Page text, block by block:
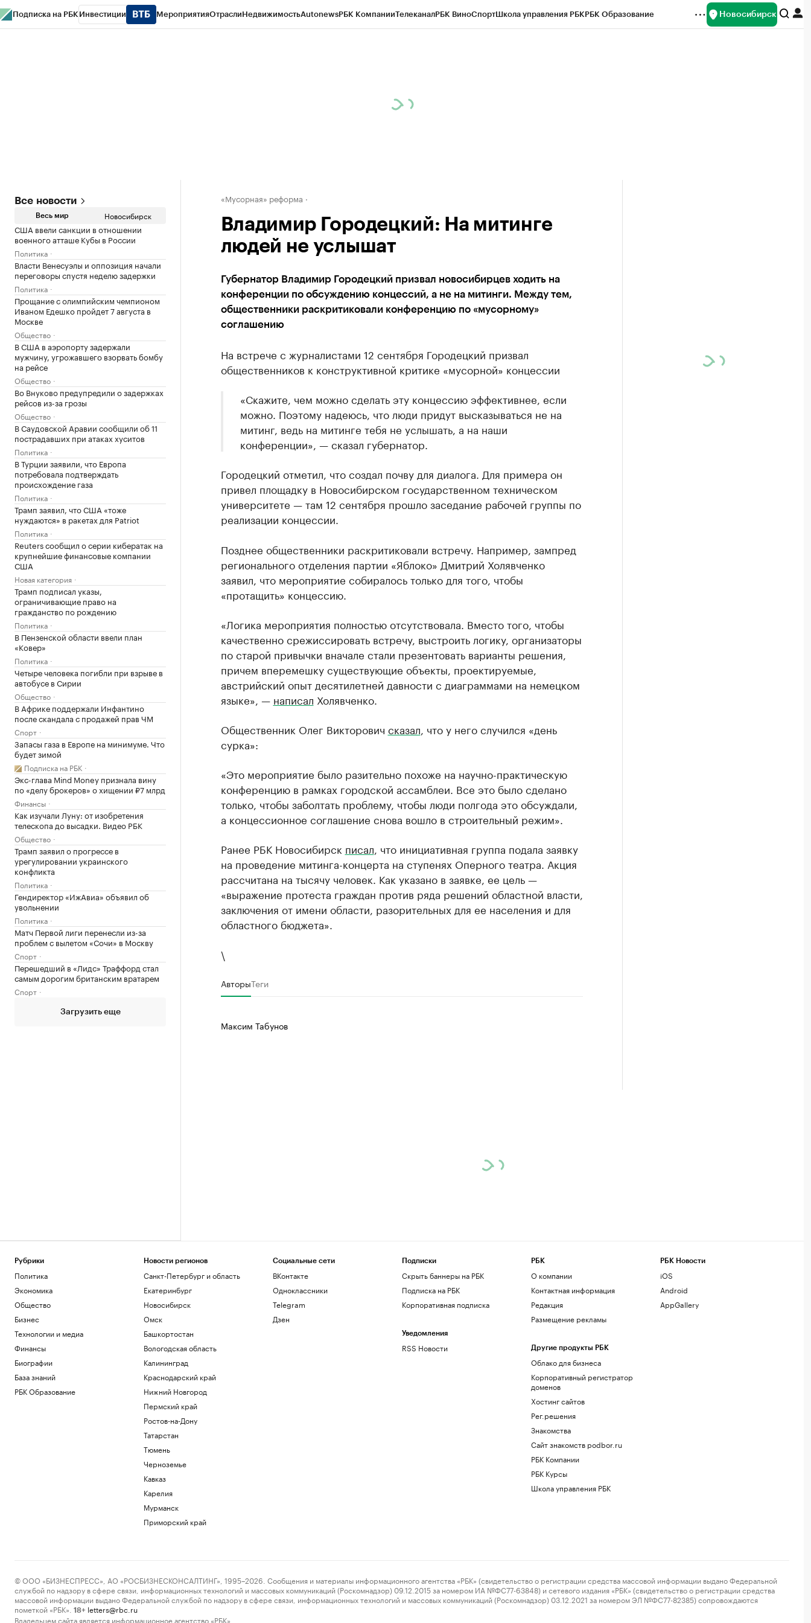
Подписка на РБК Инвестиции МероприятияОтраслиНедвижимостьAutonewsРБК КомпанииТелеканалРБК ВиноСпортШкола управления РБКРБК Образование Новосибирск
Все новости
Весь мир Новосибирск
США ввели санкции в отношении
военного атташе Кубы в России
Политика
Власти Венесуэлы и оппозиция начали
переговоры спустя неделю задержки
Политика
Прощание с олимпийским чемпионом
Иваном Едешко пройдет 7 августа в
Москве
Общество
В США в аэропорту задержали
мужчину, угрожавшего взорвать бомбу
на рейсе
Общество
Во Внуково предупредили о задержках
рейсов из-за грозы
Общество
В Саудовской Аравии сообщили об 11
пострадавших при атаках хуситов
Политика
В Турции заявили, что Европа
потребовала подтверждать
происхождение газа
Политика
Трамп заявил, что США «тоже
нуждаются» в ракетах для Patriot
Политика
Reuters сообщил о серии кибератак на
крупнейшие финансовые компании
США
Новая категория
Трамп подписал указы,
ограничивающие право на
гражданство по рождению
Политика
В Пензенской области ввели план
«Ковер»
Политика
Четыре человека погибли при взрыве в
автобусе в Сирии
Общество
В Африке поддержали Инфантино
после скандала с продажей прав ЧМ
Спорт
Запасы газа в Европе на минимуме. Что
будет зимой
Подписка на РБК
Экс-глава Mind Money признала вину
по «делу брокеров» о хищении ₽7 млрд
Финансы
Как изучали Луну: от изобретения
телескопа до высадки. Видео РБК
Общество
Трамп заявил о прогрессе в
урегулировании украинского
конфликта
Политика
Гендиректор «ИжАвиа» объявил об
увольнении
Политика
Матч Первой лиги перенесли из-за
проблем с вылетом «Сочи» в Москву
Спорт
Перешедший в «Лидс» Траффорд стал
самым дорогим британским вратарем
Спорт
Загрузить еще
«Мусорная» реформа
Владимир Городецкий: На митинге
людей не услышат
Губернатор Владимир Городецкий призвал новосибирцев ходить на
конференции по обсуждению концессий, а не на митинги. Между тем,
общественники раскритиковали конференцию по «мусорному»
соглашению
На встрече с журналистами 12 сентября Городецкий призвал
общественников к конструктивной критике «мусорной» концессии
«Скажите, чем можно сделать эту концессию эффективнее, если
можно. Поэтому надеюсь, что люди придут высказываться не на
митинг, ведь на митинге тебя не услышать, а на наши
конференции», — сказал губернатор.
Городецкий отметил, что создал почву для диалога. Для примера он
привел площадку в Новосибирском государственном техническом
университете — там 12 сентября прошло заседание рабочей группы по
реализации концессии.
Позднее общественники раскритиковали встречу. Например, зампред
регионального отделения партии «Яблоко» Дмитрий Холявченко
заявил, что мероприятие собиралось только для того, чтобы
«протащить» концессию.
«Логика мероприятия полностью отсутствовала. Вместо того, чтобы
качественно срежиссировать встречу, выстроить логику, организаторы
по старой привычки вначале стали презентовать варианты решения,
причем вперемешку существующие объекты, проектируемые,
австрийский опыт десятилетней давности с диаграммами на немецком
языке», — написал Холявченко.
Общественник Олег Викторович сказал , что у него случился «день
сурка»:
«Это мероприятие было разительно похоже на научно-практическую
конференцию в рамках городской ассамблеи. Все это было сделано
только, чтобы заболтать проблему, чтобы люди полгода это обсуждали,
а концессионное соглашение снова вошло в строительный режим».
Ранее РБК Новосибирск писал , что инициативная группа подала заявку
на проведение митинга-концерта на ступенях Оперного театра. Акция
рассчитана на тысячу человек. Как указано в заявке, ее цель —
«выражение протеста граждан против ряда решений областной власти,
заключения от имени области, разорительных для ее населения и для
областного бюджета».
\
АвторыТеги
Максим Табунов
Рубрики
Политика
Экономика
Общество
Бизнес
Технологии и медиа
Финансы
Биографии
База знаний
РБК Образование
Новости регионов
Санкт-Петербург и область
Екатеринбург
Новосибирск
Омск
Башкортостан
Вологодская область
Калининград
Краснодарский край
Нижний Новгород
Пермский край
Ростов-на-Дону
Татарстан
Тюмень
Черноземье
Кавказ
Карелия
Мурманск
Приморский край
Социальные сети
ВКонтакте
Одноклассники
Telegram
Дзен
Подписки
Скрыть баннеры на РБК
Подписка на РБК
Корпоративная подписка
Уведомления
RSS Новости
РБК
О компании
Контактная информация
Редакция
Размещение рекламы
Другие продукты РБК
Облако для бизнеса
Корпоративный регистратор
доменов
Хостинг сайтов
Рег.решения
Знакомства
Сайт знакомств podbor.ru
РБК Компании
РБК Курсы
Школа управления РБК
РБК Новости
iOS
Android
AppGallery
© ООО «БИЗНЕСПРЕСС», АО «РОСБИЗНЕСКОНСАЛТИНГ», 1995–2026. Сообщения и материалы информационного агентства «РБК» (свидетельство о регистрации средства массовой информации выдано Федеральной
службой по надзору в сфере связи, информационных технологий и массовых коммуникаций (Роскомнадзор) 09.12.2015 за номером ИА №ФС77-63848) и сетевого издания «РБК» (свидетельство о регистрации средства
массовой информации выдано Федеральной службой по надзору в сфере связи, информационных технологий и массовых коммуникаций (Роскомнадзор) 03.12.2021 за номером ЭЛ №ФС77-82385) сопровождаются
пометкой «РБК».
18+ letters@rbc.ru
Владельцем сайта является информационное агентство «РБК».